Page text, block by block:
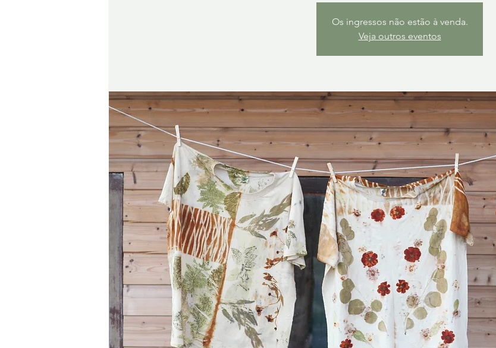
Os ingressos não estão à venda.
Veja outros eventos